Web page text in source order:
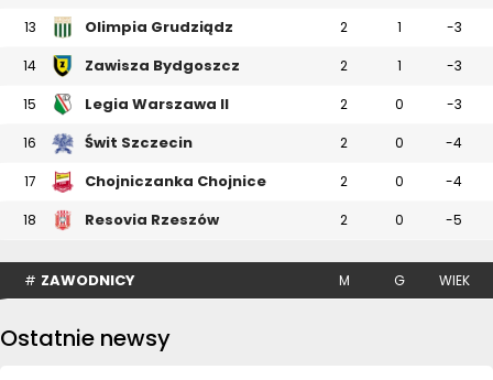
13 Olimpia Grudziądz 2 1 -3
14 Zawisza Bydgoszcz 2 1 -3
15 Legia Warszawa II 2 0 -3
16 Świt Szczecin 2 0 -4
17 Chojniczanka Chojnice 2 0 -4
18 Resovia Rzeszów 2 0 -5
# ZAWODNICY M G WIEK
Ostatnie newsy